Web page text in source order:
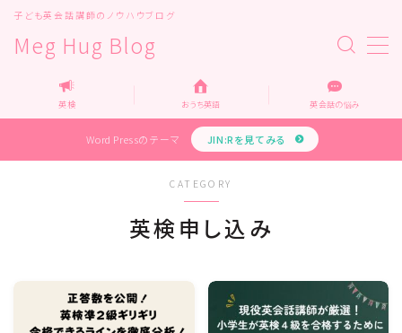
Meg Hug Blog
子ども英会話講師のノウハウブログ
MENU
Home
運営者情報
お問い合わせ
教育・メディア関係の企業様へ
プライバシーポリシー
カテゴリー
英検 おうち英語 英会話の悩み
Word Pressのテーマ JIN:Rを見てみる
CATEGORY
英検申し込み